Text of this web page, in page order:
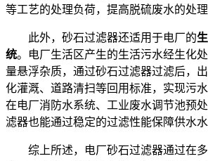
等工艺的处理负荷，提高脱硫废水的处理
此外，砂石过滤器还适用于电厂的
统。电厂生活区产生的生活污水经生化
量悬浮杂质，通过砂石过滤器过滤后，
化灌溉、道路清扫等回用标准，实现污
在电厂消防水系统、工业废水调节池预
滤器也能通过稳定的过滤性能保障供水水
综上所述，电厂砂石过滤器通过在